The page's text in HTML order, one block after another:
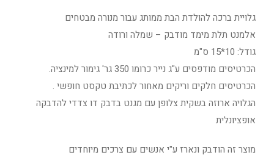
גלויית ברכה להולדת הבת ממותג עבור מנורה מבטחים
אלמנט תלת מימד מודבק – שמלה ורודה
גודל: 10*15 ס"מ
הכרטיסים מודפסים ע"ג נייר כרומו 350 גר' גימור למינציה.
הכרטיסים חלקים וריקים מאחור לכתיבת טקסט חופשי .
הגלויה ארוזה בשקית צלופן עם מגנט בדבק דו צדדי להדבקה
אופציונלית
מוצר זה הודבק ונארז ע"י אנשים עם צרכים מיוחדים